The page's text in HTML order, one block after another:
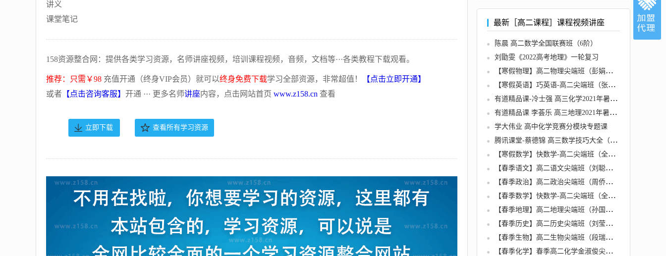
讲义
课堂笔记
158资源整合网：提供各类学习资源，名师讲座视频，培训课程视频，音频，文档等···各类教程下载观看。
推荐：只需￥98 充值开通（终身VIP会员）就可以终身免费下载学习全部资源，非常超值！
【点击立即开通】
或者 【点击咨询客服】 开通 ··· 更多名师讲座内容，点击网站首页 www.z158.cn 查看
立即下载 查看所有学习资源
最新［高二课程］课程视频讲座
陈晨 高二数学全国联赛班（6阶）
刘勖雯《2022高考地理》一轮复习
【寒假物理】高二物理尖端班（彭娟娟）名师讲座
【寒假英语】巧英语-高二尖端班（张亮）名师讲座
有道精品课-冷士强 高三化学2021年暑期班（2022高考）
有道精品课 李荟乐 高三地理2021年暑期班（2022高考）
学大伟业 高中化学竞赛分模块专题课
腾讯课堂-蔡德锦 高三数学技巧大全（2022高考）
【寒假数学】快数学-高二尖端班（全国通用版）（张华）名师讲座
【春季语文】高二语文尖端班（刘聪）名师讲座
【春季政治】高二政治尖端班（周侨矞）名师讲座
【春季数学】快数学-高二尖端班（全国通用版）（张华）
【春季地理】高二地理尖端班（孙国勇）名师讲座
【春季历史】高二历史尖端班（刘莹莹）名师讲座
【春季生物】高二生物尖端班（段瑞莹）名师讲座
【春季化学】春季高二化学金淑俊尖端班选修3+5